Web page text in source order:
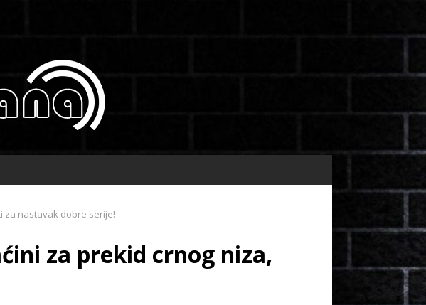
za nastavak dobre serije!
za prekid crnog niza,